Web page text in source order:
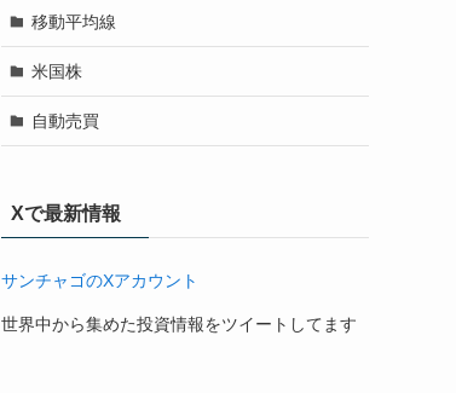
移動平均線
米国株
自動売買
Xで最新情報
サンチャゴのXアカウント
世界中から集めた投資情報をツイートしてます